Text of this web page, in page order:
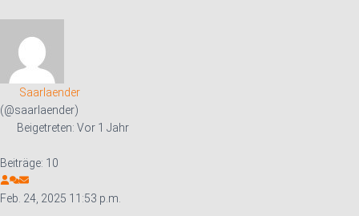
Saarlaender
(@saarlaender)
Beigetreten: Vor 1 Jahr
Beiträge: 10
Feb. 24, 2025 11:53 p.m.